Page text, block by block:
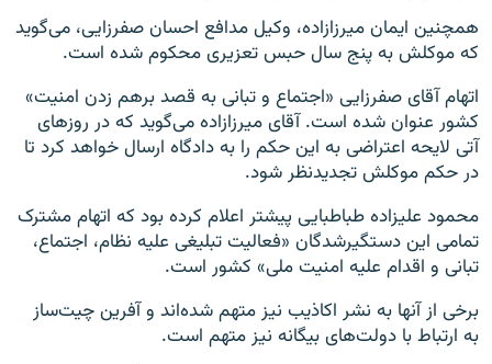
همچنین ایمان میرزازاده، وکیل مدافع احسان صفرزایی، می‌گوید
که موکلش به پنج سال حبس تعزیری محکوم شده است.
اتهام آقای صفرزایی «اجتماع و تبانی به قصد برهم زدن امنیت»
کشور عنوان شده است. آقای میرزازاده می‌گوید که در روزهای
آتی لایحه اعتراضی به این حکم را به دادگاه ارسال خواهد کرد تا
در حکم موکلش تجدید‌نظر شود.
محمود علیزاده طباطبایی پیشتر اعلام کرده بود که اتهام مشترک
تمامی این دستگیرشدگان «فعالیت تبلیغی علیه نظام، اجتماع،
تبانی و اقدام علیه امنیت ملی» کشور است.
برخی از آنها به نشر اکاذیب نیز متهم شده‌اند و آفرین چیت‌ساز
به ارتباط با دولت‌های بیگانه نیز متهم است.